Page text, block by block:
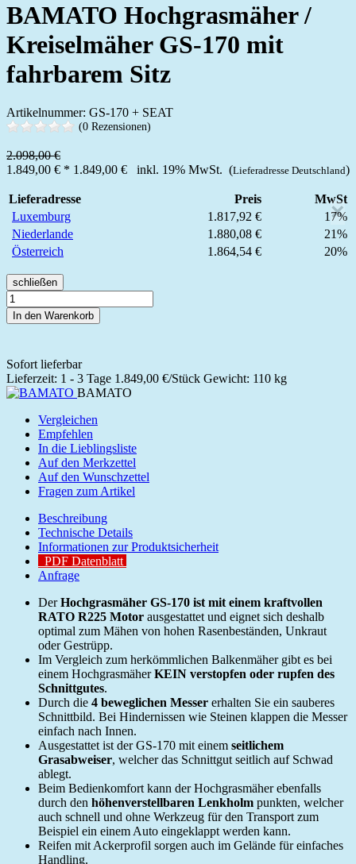
BAMATO Hochgrasmäher /
Kreiselmäher GS-170 mit
fahrbarem Sitz
Artikelnummer: GS-170 + SEAT
(0 Rezensionen)
2.098,00 €
1.849,00 € * 1.849,00 € inkl. 19% MwSt. (Lieferadresse Deutschland)
×
Lieferadresse Preis
MwSt
Luxemburg
1.817,92 €
17%
Niederlande
1.880,08 €
21%
Österreich
1.864,54 € 20%
schließen
In den Warenkorb
Sofort lieferbar
Lieferzeit: 1 - 3 Tage 1.849,00 €/Stück Gewicht: 110 kg
BAMATO
Vergleichen
Empfehlen
In die Lieblingsliste
Auf den Merkzettel
Auf den Wunschzettel
Fragen zum Artikel
Beschreibung
Technische Details
Informationen zur Produktsicherheit
PDF Datenblatt
Anfrage
DerHochgrasmäher GS-170 ist mit einem kraftvollen
RATO R225 Motor ausgestattet und eignet sich deshalb
optimal zum Mähen von hohen Rasenbeständen, Unkraut
oder Gestrüpp.
Im Vergleich zum herkömmlichen Balkenmäher gibt es bei
einem HochgrasmäherKEIN verstopfen oder rupfen des
Schnittgutes.
Durch die 4 beweglichen Messer erhalten Sie ein sauberes
Schnittbild. Bei Hindernissen wie Steinen klappen die Messer
einfach nach Innen.
Ausgestattet ist der GS-170 mit einem seitlichem
Grasabweiser, welcher das Schnittgut seitlich auf Schwad
ablegt.
Beim Bedienkomfort kann der Hochgrasmäher ebenfalls
durch den höhenverstellbaren Lenkholm punkten, welcher
auch schnell und ohne Werkzeug für den Transport zum
Beispiel ein einem Auto eingeklappt werden kann.
Reifen mit Ackerprofil sorgen auch im Gelände für einfaches
Handling.